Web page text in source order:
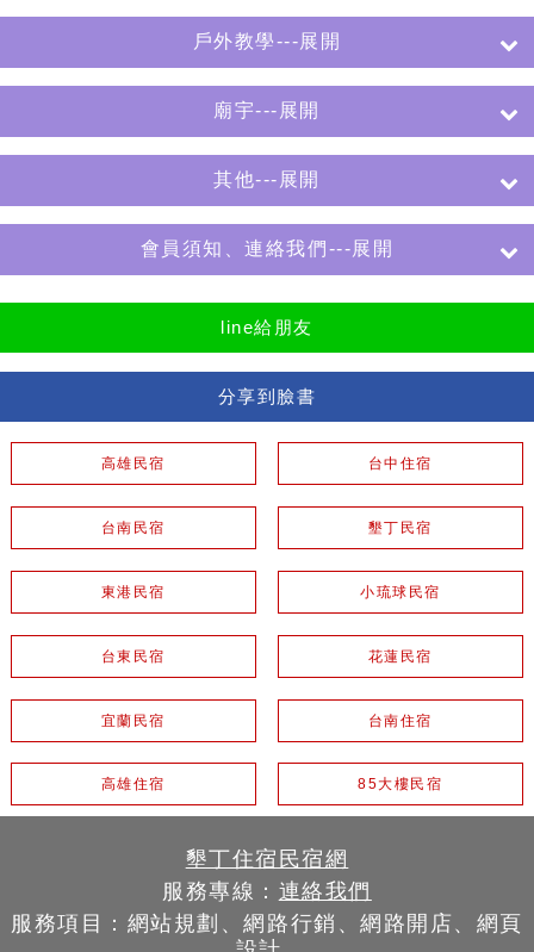
戶外教學---展開
廟宇---展開
其他---展開
會員須知、連絡我們---展開
line給朋友
分享到臉書
高雄民宿 台中住宿
台南民宿 墾丁民宿
東港民宿 小琉球民宿
台東民宿 花蓮民宿
宜蘭民宿 台南住宿
高雄住宿 85大樓民宿
墾丁住宿民宿網
服務專線： 連絡我們
服務項目：網站規劃、網路行銷、網路開店、網頁